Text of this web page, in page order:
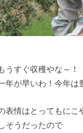
うすぐ収穫やな～！
が早いわ！今年は
表情はとってもにこ
そうだったので